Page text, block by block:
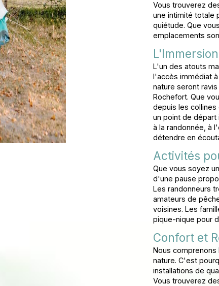
Vous trouverez
une intimité totale
quiétude. Que
emplacements
L'un des atouts
l'accès immédiat
nature seront
Rochefort. Que
depuis les
un point de départ
à la randonnée, à
détendre en
Activités
Que vous soyez
d'une pause
Les randonneurs
amateurs de
voisines. Les
pique-nique pour
Confort et
Nous
nature. C'est
installations de
Vous trouverez